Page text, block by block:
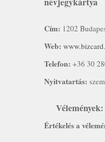
Cím: 1202
Web:
Telefon: +36 30
Nyitvatartás:
Vélemények:
Értékelés a